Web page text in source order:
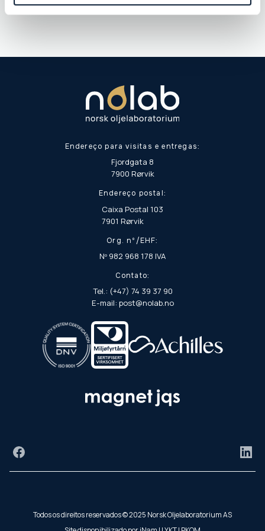
Endereço para visitas e entregas:
Fjordgata 8
7900 Rørvik
Endereço postal:
Caixa Postal 103
7901 Rørvik
Org. nº/EHF:
Nº 982 968 178 IVA
Contato:
Tel.: (+47) 74 39 37 90
E-mail: post@nolab.no
Facebook
Todos os direitos reservados © 2025 Norsk Oljelaboratorium AS